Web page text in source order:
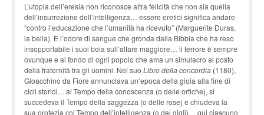
L’utopia dell’eresia non riconosce altra felicità che non sia quella
dell’insurrezione dell’intelligenza… essere eretici significa andare
“contro l’educazione che l’umanità ha ricevuto” (Marguerite Duras,
la bella). È l’odore di sangue che gronda dalla Bibbia che ha reso
insopportabile i suoi boia sull’altare maggiore… il terrore è sempre
ovunque e al fondo di ogni popolo che ama un simulacro al posto
della fraternità tra gli uomini. Nel suo Libro della concordia (1180),
Gioacchino da Fiore annunciava un’epoca della gioia alla fine di
cicli storici… al Tempo della conoscenza (o delle ortiche), si
succedeva il Tempo della saggezza (o delle rose) e chiudeva la
sua profezia col Tempo dell’intelligenza (o dei gigli)… qui ciascuno